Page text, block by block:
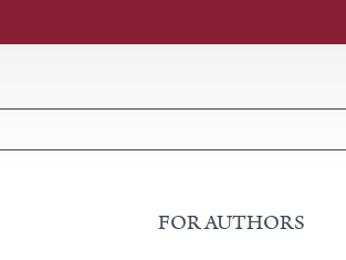
FOR AUTHORS